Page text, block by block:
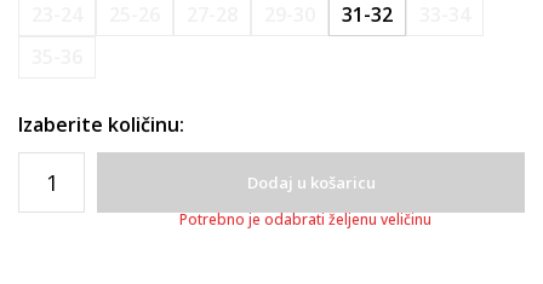
31-32
Izaberite količinu:
Dodaj u košaricu
Potrebno je odabrati željenu veličinu